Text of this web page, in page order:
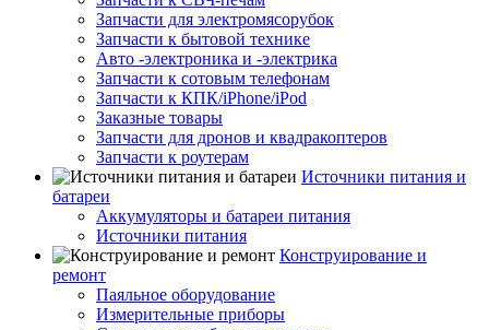
Запчасти для электромясорубок
Запчасти к бытовой технике
Авто -электроника и -электрика
Запчасти к сотовым телефонам
Запчасти к КПК/iPhone/iPod
Заказные товары
Запчасти для дронов и квадракоптеров
Запчасти к роутерам
Источники питания и
батареи
Аккумуляторы и батареи питания
Источники питания
Конструирование и
ремонт
Паяльное оборудование
Измерительные приборы